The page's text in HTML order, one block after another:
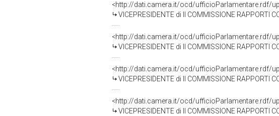
<http://dati.camera.it/ocd/ufficioParlamentare.rdf/
VICEPRESIDENTE di II COMMISSIONE RAPPORTI
<http://dati.camera.it/ocd/ufficioParlamentare.rdf/
VICEPRESIDENTE di II COMMISSIONE RAPPORTI
<http://dati.camera.it/ocd/ufficioParlamentare.rdf/
VICEPRESIDENTE di II COMMISSIONE RAPPORTI
<http://dati.camera.it/ocd/ufficioParlamentare.rdf/
VICEPRESIDENTE di II COMMISSIONE RAPPORTI